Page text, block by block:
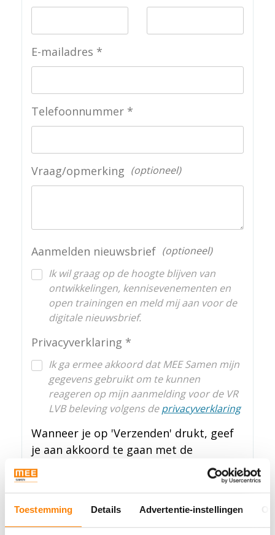
Toestemming Details Advertentie-instellingen
E-mailadres
Telefoonnummer
Vraag/opmerking optioneel
Aanmelden nieuwsbrief
optioneel
Ik wil graag op de hoogte blijven van
ontwikkelingen, kennisevenementen en
open trainingen en meld mij aan voor de
digitale nieuwsbrief.
Privacyverklaring
Ik ga ermee akkoord dat MEE Samen mijn
gegevens gebruikt om te kunnen
reageren op mijn aanmelding voor de VR
LVB beleving volgens deprivacyverklaring
Wanneer je op 'Verzenden' drukt, geef
je aan akkoord te gaan met de
voorwaarden.